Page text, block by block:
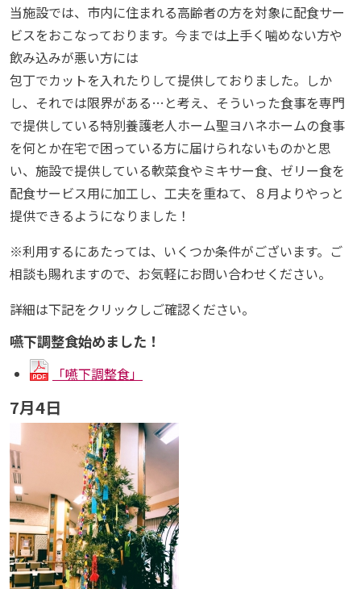
当施設では、市内に住まれる高齢者の方を対象に配食サー
ビスをおこなっております。今までは上手く噛めない方や
飲み込みが悪い方には
包丁でカットを入れたりして提供しておりました。しか
し、それでは限界がある…と考え、そういった食事を専門
で提供している特別養護老人ホーム聖ヨハネホームの食事
を何とか在宅で困っている方に届けられないものかと思
い、施設で提供している軟菜食やミキサー食、ゼリー食を
配食サービス用に加工し、工夫を重ねて、８月よりやっと
提供できるようになりました！
※利用するにあたっては、いくつか条件がございます。ご
相談も賜れますので、お気軽にお問い合わせください。
詳細は下記をクリックしご確認ください。
嚥下調整食始めました！
「嚥下調整食」
7月4日